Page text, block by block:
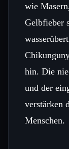
wie
Gelbfieber
hin. Die
und der
verstärken
Menschen.